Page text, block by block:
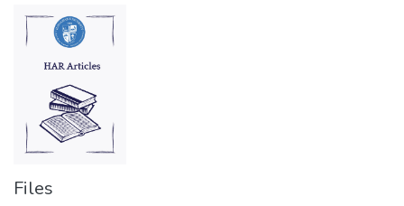
Files